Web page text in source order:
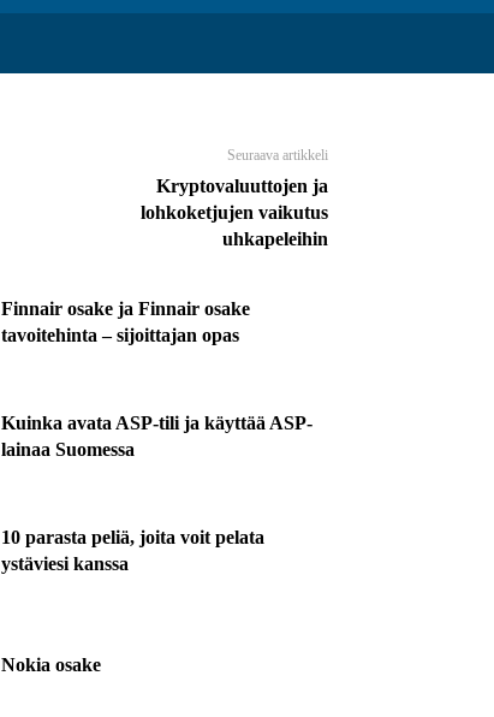
Seuraava artikkeli
Kryptovaluuttojen ja
lohkoketjujen vaikutus
uhkapeleihin
Finnair osake ja Finnair osake
tavoitehinta – sijoittajan opas
Kuinka avata ASP-tili ja käyttää ASP-
lainaa Suomessa
10 parasta peliä, joita voit pelata
ystäviesi kanssa
Nokia osake